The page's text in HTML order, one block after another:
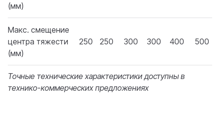
(мм)
Макс. смещение
центра тяжести
(мм)
250 250 300 300 400 500
Точные технические характеристики доступны в
технико-коммерческих предложениях